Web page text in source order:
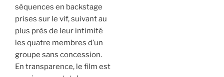
séquences en backstage
prises sur le vif, suivant au
plus près de leur intimité
les quatre membres d’un
groupe sans concession.
En transparence, le film est